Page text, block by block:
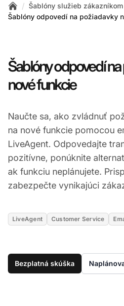
Home
/ Šablóny služieb zákazníkom
Šablóny odpovedí na požiadavky
Šablóny odpovedí
nové funkcie
Naučte sa, ako zvládnuť
na nové funkcie pomocou
LiveAgent. Odpovedajte
pozitívne, ponúknite
ak funkciu neplánujete.
zabezpečte vynikajúci
LiveAgent Customer Service
Bezplatná skúška